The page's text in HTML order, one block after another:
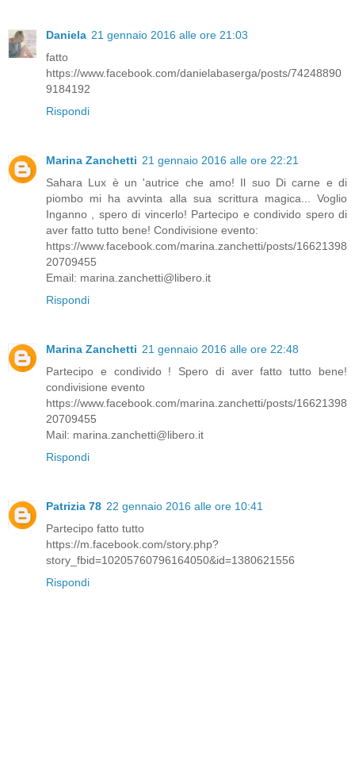
Daniela 21 gennaio 2016 alle ore 21:03
fatto
https://www.facebook.com/danielabaserga/posts/74248890
9184192
Rispondi
Marina Zanchetti 21 gennaio 2016 alle ore 22:21
Sahara Lux è un 'autrice che amo! Il suo Di carne e di
piombo mi ha avvinta alla sua scrittura magica... Voglio
Inganno , spero di vincerlo! Partecipo e condivido spero di
aver fatto tutto bene! Condivisione evento:
https://www.facebook.com/marina.zanchetti/posts/16621398
20709455
Email: marina.zanchetti@libero.it
Rispondi
Marina Zanchetti 21 gennaio 2016 alle ore 22:48
Partecipo e condivido ! Spero di aver fatto tutto bene!
condivisione evento
https://www.facebook.com/marina.zanchetti/posts/16621398
20709455
Mail: marina.zanchetti@libero.it
Rispondi
Patrizia 78 22 gennaio 2016 alle ore 10:41
Partecipo fatto tutto
https://m.facebook.com/story.php?
story_fbid=10205760796164050&id=1380621556
Rispondi